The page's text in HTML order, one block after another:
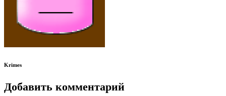
Krimes
Добавить комментарий